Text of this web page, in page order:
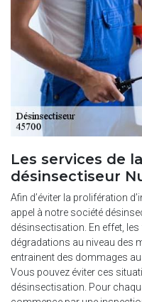
Les services de
désinsectiseur
Afin d’éviter la prolifération
appel à notre société
désinsectisation. En effet,
dégradations au niveau des
entrainent des dommages
Vous pouvez éviter ces
désinsectisation. Pour